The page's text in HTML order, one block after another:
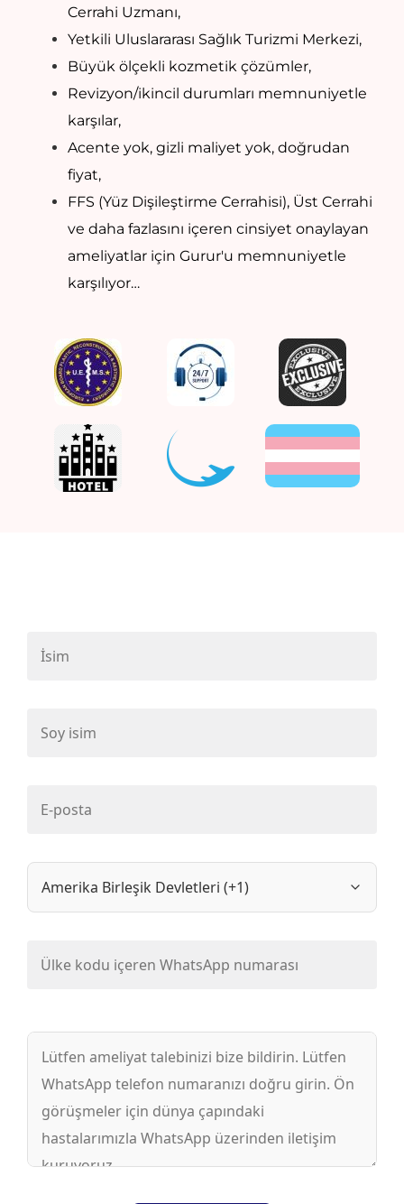
Cerrahi Uzmanı,
Yetkili Uluslararası Sağlık Turizmi Merkezi,
Büyük ölçekli kozmetik çözümler,
Revizyon/ikincil durumları memnuniyetle
karşılar,
Acente yok, gizli maliyet yok, doğrudan
fiyat,
FFS (Yüz Dişileştirme Cerrahisi), Üst Cerrahi
ve daha fazlasını içeren cinsiyet onaylayan
ameliyatlar için Gurur'u memnuniyetle
karşılıyor…